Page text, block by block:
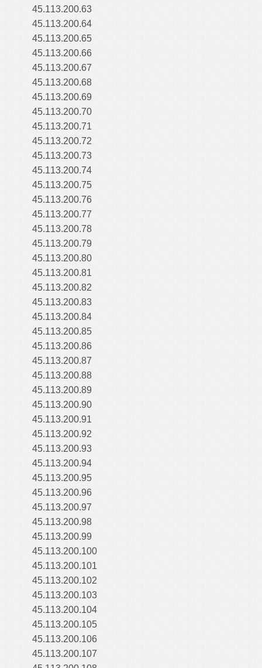
45.113.200.63
45.113.200.64
45.113.200.65
45.113.200.66
45.113.200.67
45.113.200.68
45.113.200.69
45.113.200.70
45.113.200.71
45.113.200.72
45.113.200.73
45.113.200.74
45.113.200.75
45.113.200.76
45.113.200.77
45.113.200.78
45.113.200.79
45.113.200.80
45.113.200.81
45.113.200.82
45.113.200.83
45.113.200.84
45.113.200.85
45.113.200.86
45.113.200.87
45.113.200.88
45.113.200.89
45.113.200.90
45.113.200.91
45.113.200.92
45.113.200.93
45.113.200.94
45.113.200.95
45.113.200.96
45.113.200.97
45.113.200.98
45.113.200.99
45.113.200.100
45.113.200.101
45.113.200.102
45.113.200.103
45.113.200.104
45.113.200.105
45.113.200.106
45.113.200.107